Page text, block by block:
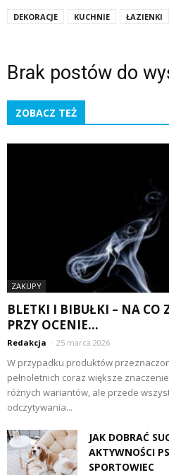
DEKORACJE KUCHNIE ŁAZIENKI
Brak postów do
ZOBACZ TEŻ
ZAKUPY
BLETKI I BIBUŁKI – NA CO
PRZY OCENIE...
Redakcja - 25 marca 2026
W przypadku produktów
pełnoletnich coraz większe
różnych wariantów, ale przede
odczytywania...
JAK DOBRAĆ
AKTYWNOŚCI
SPORTOWIEC